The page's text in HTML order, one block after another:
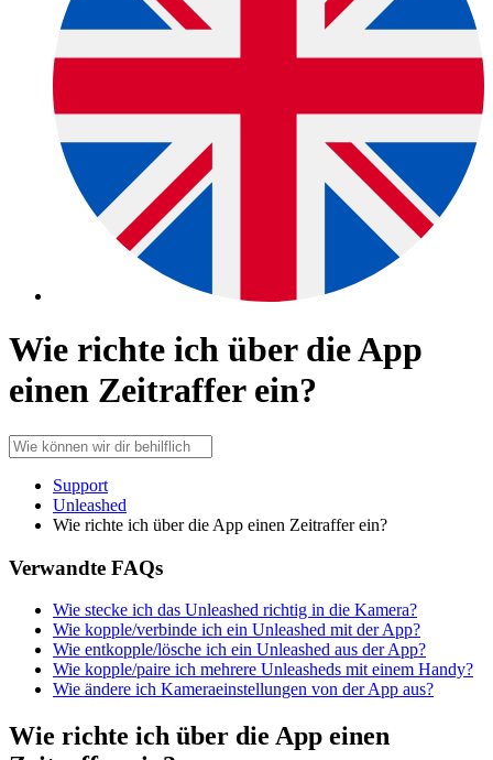
Wie richte ich über die App
einen Zeitraffer ein?
Support
Unleashed
Wie richte ich über die App einen Zeitraffer ein?
Verwandte FAQs
Wie stecke ich das Unleashed richtig in die Kamera?
Wie kopple/verbinde ich ein Unleashed mit der App?
Wie entkopple/lösche ich ein Unleashed aus der App?
Wie kopple/paire ich mehrere Unleasheds mit einem Handy?
Wie ändere ich Kameraeinstellungen von der App aus?
Wie richte ich über die App einen